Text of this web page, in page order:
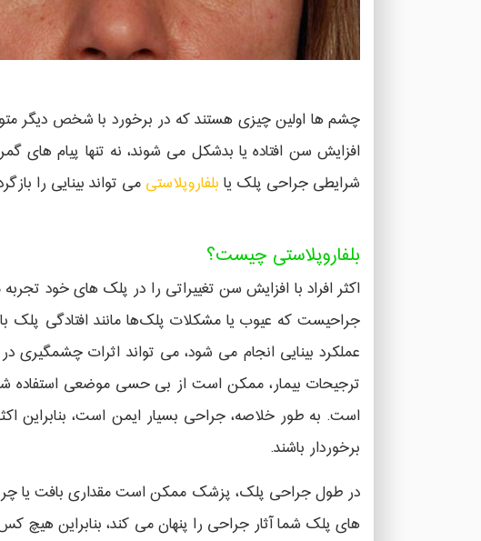
چشم ها اولین چیزی هستند که در برخورد با شخص دیگر
افزایش سن افتاده یا بدشکل می شوند، نه تنها پیام های
شرایطی جراحی پلک یا بلفاروپلاستی می تواند بینایی را
بلفاروپلاستی چیست؟
اکثر افراد با افزایش سن تغییراتی را در پلک های خود
جراحیست که عیوب یا مشکلات پلک‌ها مانند افتادگی پلک
عملکرد بینایی انجام می شود، می تواند اثرات
است. به طور خلاصه، جراحی بسیار ایمن است، بنابراین
برخوردار باشند.
در طول جراحی پلک، پزشک ممکن است مقداری بافت یا چربی
های پلک شما آثار جراحی را پنهان می کند، بنابراین هیچ